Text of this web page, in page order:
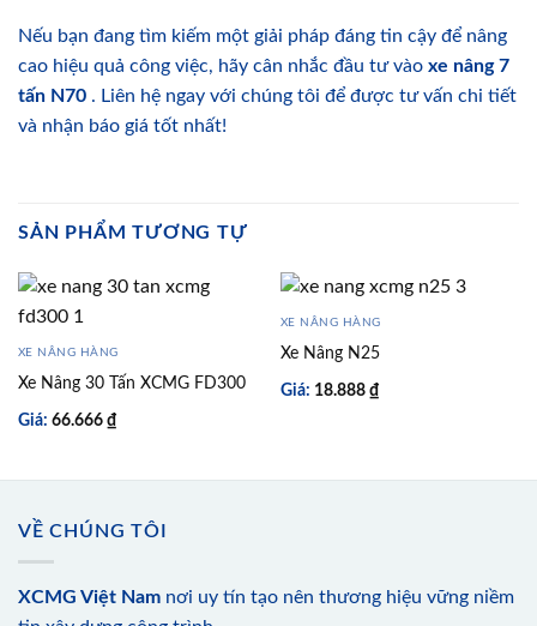
Nếu bạn đang tìm kiếm một giải pháp đáng tin cậy để nâng
cao hiệu quả công việc, hãy cân nhắc đầu tư vào xe nâng 7
tấn N70 . Liên hệ ngay với chúng tôi để được tư vấn chi tiết
và nhận báo giá tốt nhất!
SẢN PHẨM TƯƠNG TỰ
XE NÂNG HÀNG
Xe Nâng 30 Tấn XCMG FD300
Giá: 66.666 ₫
XE NÂNG HÀNG
Xe Nâng N25
Giá: 18.888 ₫
VỀ CHÚNG TÔI
XCMG Việt Nam nơi uy tín tạo nên thương hiệu vững niềm